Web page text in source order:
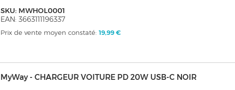
SKU: MWHOL0001
EAN: 3663111196337
Prix de vente moyen constaté:19,99 €
MyWay - CHARGEUR VOITURE PD 20W USB-C NOIR